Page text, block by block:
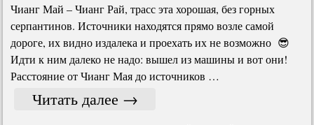
Чианг Май – Чианг Рай, трасс эта хорошая, без горных
серпантинов. Источники находятся прямо возле самой
дороге, их видно издалека и проехать их не возможно 😎
Идти к ним далеко не надо: вышел из машины и вот они!
Расстояние от Чианг Мая до источников …
Читать далее →